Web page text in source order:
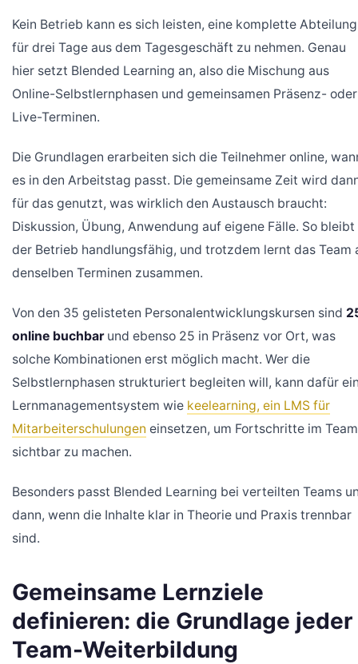
Kein Betrieb kann es sich leisten, eine komplette Abteilung
für drei Tage aus dem Tagesgeschäft zu nehmen. Genau
hier setzt Blended Learning an, also die Mischung aus
Online-Selbstlernphasen und gemeinsamen Präsenz- oder
Live-Terminen.
Die Grundlagen erarbeiten sich die Teilnehmer online,
es in den Arbeitstag passt. Die gemeinsame Zeit wird
für das genutzt, was wirklich den Austausch braucht:
Diskussion, Übung, Anwendung auf eigene Fälle. So bleibt
der Betrieb handlungsfähig, und trotzdem lernt das Team
denselben Terminen zusammen.
Von den 35 gelisteten Personalentwicklungskursen sind
online buchbarund ebenso 25 in Präsenz vor Ort, was
solche Kombinationen erst möglich macht. Wer die
Selbstlernphasen strukturiert begleiten will, kann dafür
Lernmanagementsystem wie keelearning, ein LMS für
Mitarbeiterschulungen einsetzen, um Fortschritte im Team
sichtbar zu machen.
Besonders passt Blended Learning bei verteilten Teams
dann, wenn die Inhalte klar in Theorie und Praxis trennbar
sind.
Gemeinsame Lernziele
definieren: die Grundlage jeder
Team-Weiterbildung